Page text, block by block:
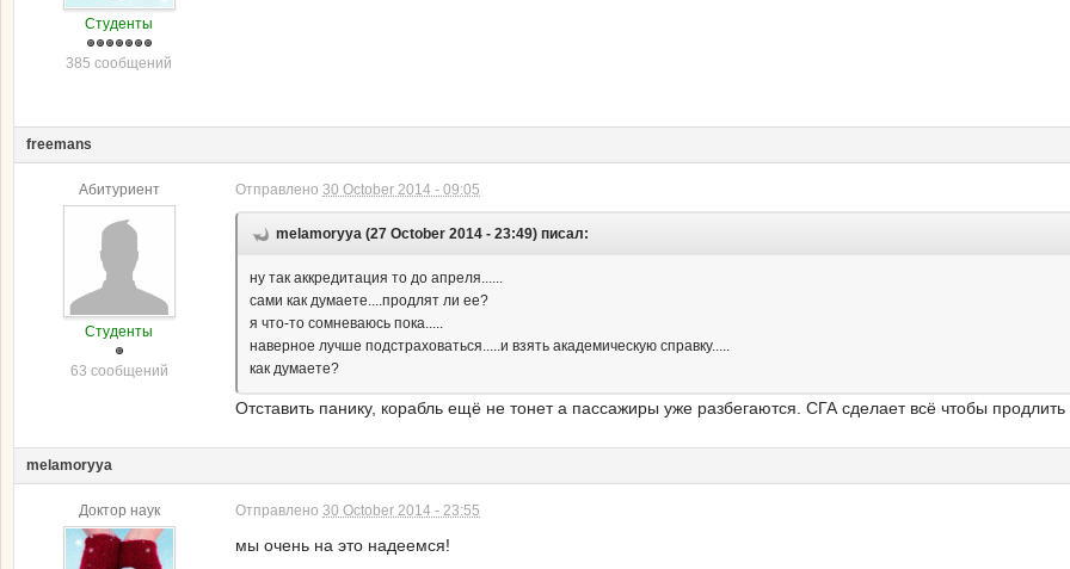
Студенты
385 сообщений
freemans
Абитуриент
Студенты
63 сообщений
Отправлено 30 October 2014 - 09:05
melamoryya (27 October 2014 - 23:49) писал:
ну так аккредитация то до апреля......
сами как думаете....продлят ли ее?
я что-то сомневаюсь пока.....
наверное лучше подстраховаться.....и взять академическую справку.....
как думаете?
Отставить панику, корабль ещё не тонет а пассажиры уже разбегаются. СГА сделает всё чтобы продлить
melamoryya
Доктор наук Отправлено 30 October 2014 - 23:55
мы очень на это надеемся!